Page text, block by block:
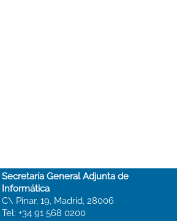
Secretaría General Adjunta de
Informática
C\ Pinar, 19, Madrid, 28006
Tel: +34 91 568 0200